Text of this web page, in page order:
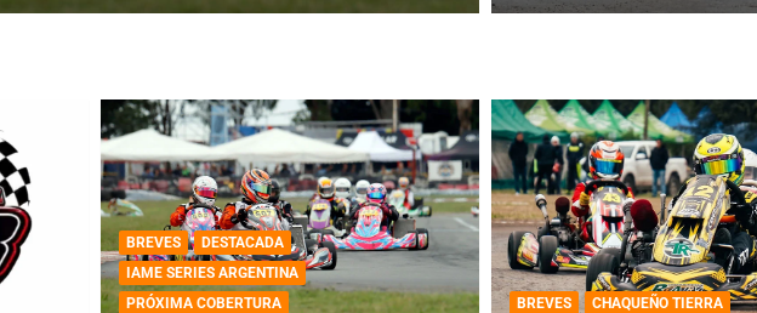
BREVES
DESTACADA
IAME SERIES ARGENTINA
PRÓXIMA COBERTURA
BREVES CHAQUEÑO TIERRA